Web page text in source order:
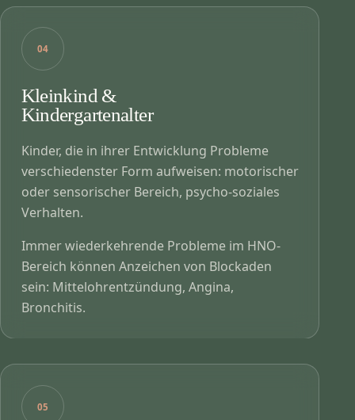
04
Kleinkind &
Kindergartenalter
Kinder, die in ihrer Entwicklung Probleme
verschiedenster Form aufweisen: motorischer
oder sensorischer Bereich, psycho-soziales
Verhalten.
Immer wiederkehrende Probleme im HNO-
Bereich können Anzeichen von Blockaden
sein: Mittelohrentzündung, Angina,
Bronchitis.
05